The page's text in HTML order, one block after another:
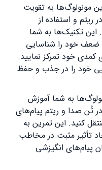
مونولوگ‌ها به تقویت
ریتم و استفاده از
تکنیک‌ها به شما
ضعف خود را شناسایی
کمدی خود تمرکز نمایید.
خود را در جذب و حفظ
به شما آموزش
تُن صدا و ریتم پیام‌های
کنید. این تمرین به
تأثیر مثبت در مخاطب
پیام‌های انگیزشی